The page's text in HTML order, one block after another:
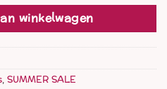
winkelwagen
,SUMMER SALE